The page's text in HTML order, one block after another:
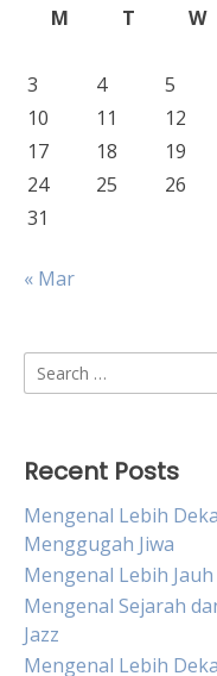
M
T W
3
4 5
10
11 12
17
18 19
24
25 26
31
« Mar
Search
for:
Recent Posts
Mengenal Lebih
Menggugah Jiwa
Mengenal Lebih
Mengenal Sejarah
Jazz
Mengenal Lebih